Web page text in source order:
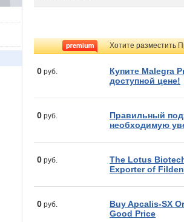
Хотите разместить
0 руб.
Купите Malegra
доступной цене!
0 руб.
Правильный
необходимую
0 руб.
The Lotus
Exporter of
0 руб.
Buy Apcalis-SX
Good Price